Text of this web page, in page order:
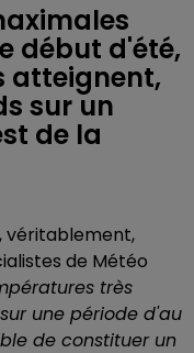
début d'été,
atteignent,
sur un
de la
véritablement,
de Météo
très
une période d'au
de constituer un